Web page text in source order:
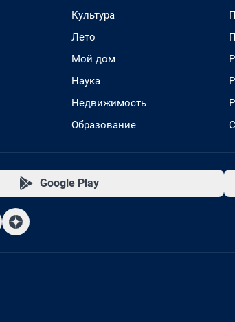
Культура
Лето
Мой дом
Наука
Недвижимость
Образование
Google Play